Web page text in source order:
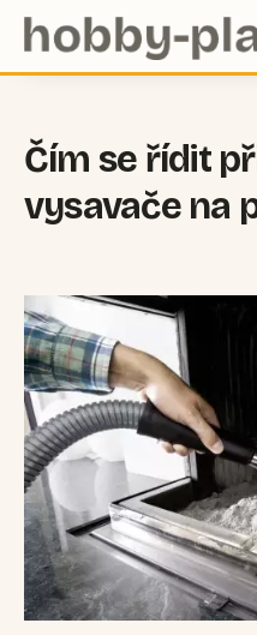
Čím se řídit
vysavače na